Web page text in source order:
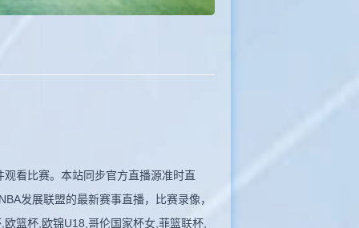
看比赛。本站同步官方直播源准时直
发展联盟的最新赛事直播，比赛录像，
篮杯,欧锦U18,哥伦国家杯女,菲篮联杯,